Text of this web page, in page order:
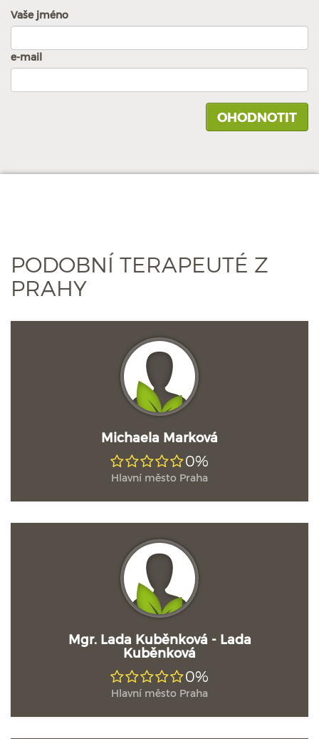
Vaše jméno
e-mail
PODOBNÍ TERAPEUTÉ Z
PRAHY
Michaela Marková
0%
Hlavní město Praha
Mgr. Lada Kuběnková - Lada
Kuběnková
0%
Hlavní město Praha